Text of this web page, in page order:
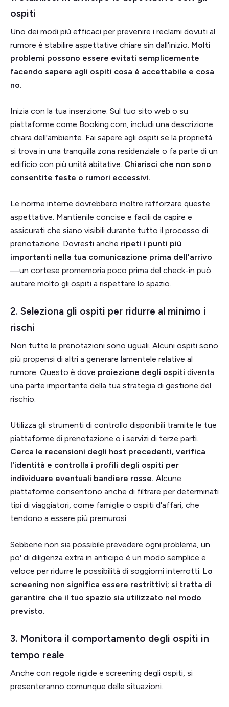
ospiti
Uno dei modi più efficaci per prevenire i reclami dovuti al
rumore è stabilire aspettative chiare sin dall'inizio. Molti
problemi possono essere evitati semplicemente
facendo sapere agli ospiti cosa è accettabile e cosa
no.
Inizia con la tua inserzione. Sul tuo sito web o su
piattaforme come Booking.com, includi una descrizione
chiara dell'ambiente. Fai sapere agli ospiti se la proprietà
si trova in una tranquilla zona residenziale o fa parte di un
edificio con più unità abitative. Chiarisci che non sono
consentite feste o rumori eccessivi.
Le norme interne dovrebbero inoltre rafforzare queste
aspettative. Mantienile concise e facili da capire e
assicurati che siano visibili durante tutto il processo di
prenotazione. Dovresti anche ripeti i punti più
importanti nella tua comunicazione prima dell'arrivo
—un cortese promemoria poco prima del check-in può
aiutare molto gli ospiti a rispettare lo spazio.
2. Seleziona gli ospiti per ridurre al minimo i
rischi
Non tutte le prenotazioni sono uguali. Alcuni ospiti sono
più propensi di altri a generare lamentele relative al
rumore. Questo è dove proiezione degli ospiti diventa
una parte importante della tua strategia di gestione del
rischio.
Utilizza gli strumenti di controllo disponibili tramite le tue
piattaforme di prenotazione o i servizi di terze parti.
Cerca le recensioni degli host precedenti, verifica
l'identità e controlla i profili degli ospiti per
individuare eventuali bandiere rosse. Alcune
piattaforme consentono anche di filtrare per determinati
tipi di viaggiatori, come famiglie o ospiti d'affari, che
tendono a essere più premurosi.
Sebbene non sia possibile prevedere ogni problema, un
po' di diligenza extra in anticipo è un modo semplice e
veloce per ridurre le possibilità di soggiorni interrotti. Lo
screening non significa essere restrittivi; si tratta di
garantire che il tuo spazio sia utilizzato nel modo
previsto.
3. Monitora il comportamento degli ospiti in
tempo reale
Anche con regole rigide e screening degli ospiti, si
presenteranno comunque delle situazioni.